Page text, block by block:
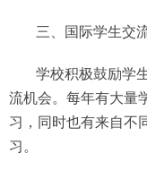
三、国际学生交
学校积极鼓励学
流机会。每年有大量
习，同时也有来自不
习。